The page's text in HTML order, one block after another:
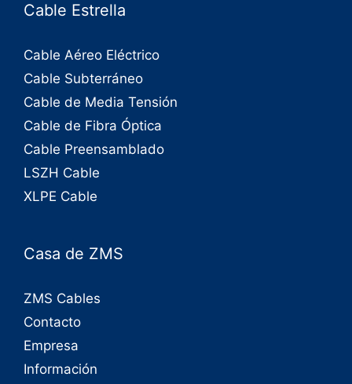
Cable Estrella
Cable Aéreo Eléctrico
Cable Subterráneo
Cable de Media Tensión
Cable de Fibra Óptica
Cable Preensamblado
LSZH Cable
XLPE Cable
Casa de ZMS
ZMS Cables
Contacto
Empresa
Información